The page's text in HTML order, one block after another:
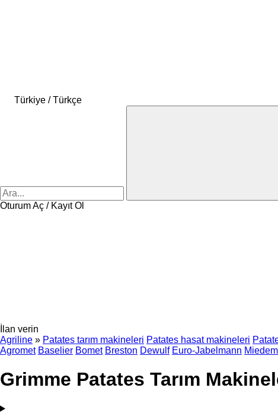
Türkiye / Türkçe
Oturum Aç / Kayıt Ol
İlan verin
Agriline » Patates tarım makineleri Patates hasat makineleri
Agromet Baselier Bomet Breston Dewulf Euro-Jabelmann
Grimme Patates Tarım